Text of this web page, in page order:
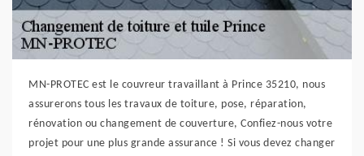
MN-PROTEC est le couvreur travaillant à Prince 35210, nous
assurerons tous les travaux de toiture, pose, réparation,
rénovation ou changement de couverture, Confiez-nous votre
projet pour une plus grande assurance ! Si vous devez changer